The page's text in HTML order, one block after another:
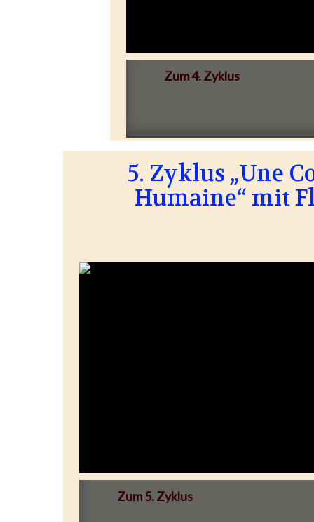
Zum 4. Zyklus
5. Zyklus „Une
Humaine“ mit
Zum 5. Zyklus